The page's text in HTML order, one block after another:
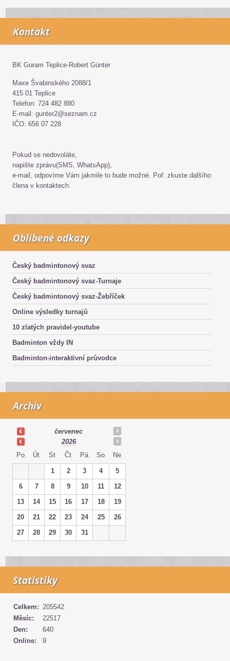
Kontakt
BK Goram Teplice-Robert Günter
Maxe Švabinského 2088/1
415 01 Teplice
Telefon: 724 482 880
E-mail: gunter2@seznam.cz
IČO: 656 07 228
Pokud se nedovoláte,
napište zprávu(SMS, WhatsApp),
e-mail, odpovíme Vám jakmile to bude možné. Poř. zkuste dalšího
člena v kontaktech.
Oblíbené odkazy
Český badmintonový svaz
Český badmintonový svaz-Turnaje
Český badmintonový svaz-Žebříček
Online výsledky turnajů
10 zlatých pravidel-youtube
Badminton vždy IN
Badminton-interaktivní průvodce
Archiv
červenec
2026
Po
Út St Čt Pá So Ne
1 2 3 4
5
6
7 8 9 10 11
12
13
14 15 16 17 18
19
20
21 22 23 24 25
26
27
28 29 30 31
Statistiky
Online: 9
Celkem: 205542
Měsíc:
22517
Den:
640